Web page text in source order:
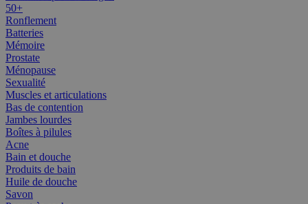
50+
Ronflement
Batteries
Mémoire
Prostate
Ménopause
Sexualité
Muscles et articulations
Bas de contention
Jambes lourdes
Boîtes à pilules
Acne
Bain et douche
Produits de bain
Huile de douche
Savon